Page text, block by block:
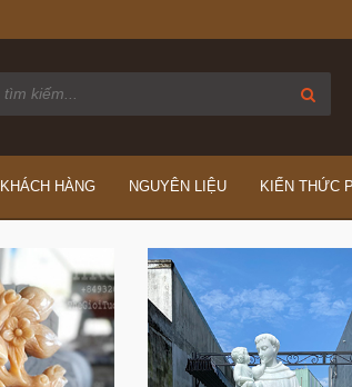
HÀNG NGUYÊN LIỆU KIẾN THỨC